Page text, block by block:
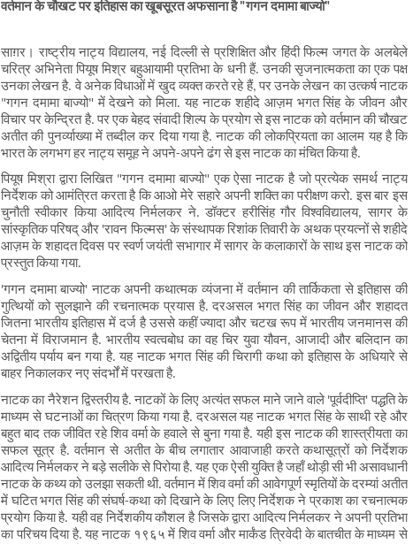
वर्तमान के चौखट पर इतिहास का खूबसूरत अफसाना है "गगन दमामा बाज्यो"
साग़र। राष्ट्रीय नाट्य विद्यालय, नई दिल्ली से प्रशिक्षित और हिंदी फिल्म जगत के अलबेले
चरित्र अभिनेता पियूष मिश्र बहुआयामी प्रतिभा के धनी हैं. उनकी सृजनात्मकता का एक पक्ष
उनका लेखन है. वे अनेक विधाओं में खुद व्यक्त करते रहे हैं, पर उनके लेखन का उत्कर्ष नाटक
"गगन दमामा बाज्यो" में देखने को मिला. यह नाटक शहीदे आज़म भगत सिंह के जीवन और
विचार पर केन्द्रित है. पर एक बेहद संवादी शिल्प के प्रयोग से इस नाटक को वर्तमान की चौखट
अतीत की पुनर्व्याख्या में तब्दील कर दिया गया है. नाटक की लोकप्रियता का आलम यह है कि
भारत के लगभग हर नाट्य समूह ने अपने-अपने ढंग से इस नाटक का मंचित किया है.
पियूष मिश्रा द्वारा लिखित "गगन दमामा बाज्यो" एक ऐसा नाटक है जो प्रत्येक समर्थ नाट्य
निर्देशक को आमंत्रित करता है कि आओ मेरे सहारे अपनी शक्ति का परीक्षण करो. इस बार इस
चुनौती स्वीकार किया आदित्य निर्मलकर ने. डॉक्टर हरीसिंह गौर विश्वविद्यालय, सागर के
सांस्कृतिक परिषद् और 'रावन फिल्मस' के संस्थापक रिशांक तिवारी के अथक प्रयत्नों से शहीदे
आज़म के शहादत दिवस पर स्वर्ण जयंती सभागार में सागर के कलाकारों के साथ इस नाटक को
प्रस्तुत किया गया.
'गगन दमामा बाज्यो' नाटक अपनी कथात्मक व्यंजना में वर्तमान की तार्किकता से इतिहास की
गुत्थियों को सुलझाने की रचनात्मक प्रयास है. दरअसल भगत सिंह का जीवन और शहादत
जितना भारतीय इतिहास में दर्ज है उससे कहीं ज्यादा और चटख रूप में भारतीय जनमानस की
चेतना में विराजमान है. भारतीय स्वत्वबोध का वह चिर युवा यौवन, आजादी और बलिदान का
अद्वितीय पर्याय बन गया है. यह नाटक भगत सिंह की चिरागी कथा को इतिहास के अधियारे से
बाहर निकालकर नए संदर्भों में परखता है.
नाटक का नैरेशन द्विस्तरीय है. नाटकों के लिए अत्यंत सफल माने जाने वाले 'पूर्वदीप्ति' पद्धति के
माध्यम से घटनाओं का चित्रण किया गया है. दरअसल यह नाटक भगत सिंह के साथी रहे और
बहुत बाद तक जीवित रहे शिव वर्मा के हवाले से बुना गया है. यही इस नाटक की शास्त्रीयता का
सफल सूत्र है. वर्तमान से अतीत के बीच लगातार आवाजाही करते कथासूत्रों को निर्देशक
आदित्य निर्मलकर ने बड़े सलीके से पिरोया है. यह एक ऐसी युक्ति है जहाँ थोड़ी सी भी असावधानी
नाटक के कथ्य को उलझा सकती थी. वर्तमान में शिव वर्मा की आवेगपूर्ण स्मृतियों के दरम्यां अतीत
में घटित भगत सिंह की संघर्ष-कथा को दिखाने के लिए लिए निर्देशक ने प्रकाश का रचनात्मक
प्रयोग किया है. यही वह निर्देशकीय कौशल है जिसके द्वारा आदित्य निर्मलकर ने अपनी प्रतिभा
का परिचय दिया है. यह नाटक १९६५ में शिव वर्मा और मार्कंड त्रिवेदी के बातचीत के माध्यम से